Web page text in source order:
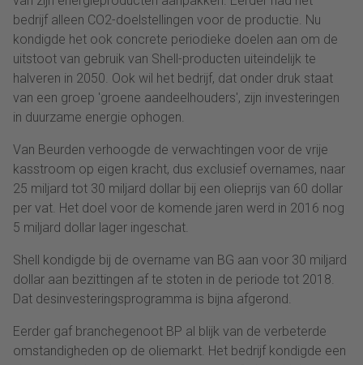
bedrijf alleen CO2-doelstellingen voor de productie. Nu
kondigde het ook concrete periodieke doelen aan om de
uitstoot van gebruik van Shell-producten uiteindelijk te
halveren in 2050. Ook wil het bedrijf, dat onder druk staat
van een groep 'groene aandeelhouders', zijn investeringen
in duurzame energie ophogen.
Van Beurden verhoogde de verwachtingen voor de vrije
kasstroom op eigen kracht, dus exclusief overnames, naar
25 miljard tot 30 miljard dollar bij een olieprijs van 60 dollar
per vat. Het doel voor de komende jaren werd in 2016 nog
5 miljard dollar lager ingeschat.
Shell kondigde bij de overname van BG aan voor 30 miljard
dollar aan bezittingen af te stoten in de periode tot 2018.
Dat desinvesteringsprogramma is bijna afgerond.
Eerder gaf branchegenoot BP al blijk van de verbeterde
omstandigheden op de oliemarkt. Het bedrijf kondigde een